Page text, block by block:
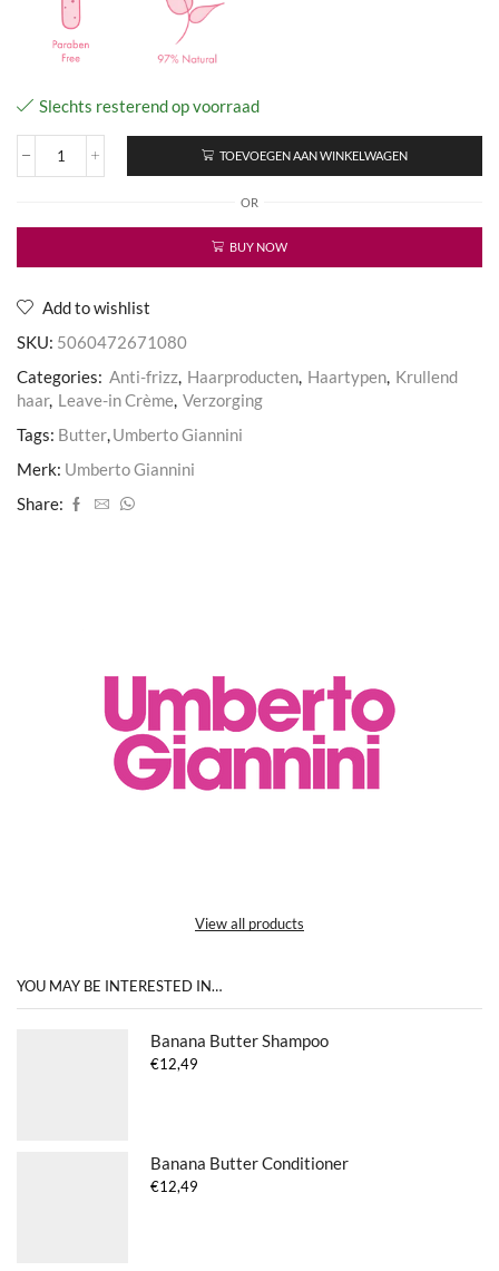
Slechts resterend op voorraad
Banana
TOEVOEGEN AAN WINKELWAGEN
OR
BUY NOW
Add to wishlist
SKU: 5060472671080
Categories: Anti-frizz, Haarproducten, Haartypen, Krullend
haar, Leave-in Crème, Verzorging
Tags: Butter,Umberto Giannini
Merk: Umberto Giannini
Share:
View all products
YOU MAY BE INTERESTED IN…
Banana Butter Shampoo
€12,49
Banana Butter Conditioner
€12,49